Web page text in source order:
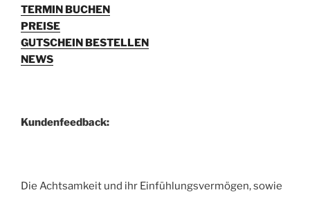
TERMIN BUCHEN
PREISE
GUTSCHEIN BESTELLEN
NEWS
Kundenfeedback:
Die Achtsamkeit und ihr Einfühlungsvermögen, sowie